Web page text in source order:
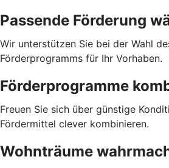
Passende Förderung
Wir unterstützen Sie bei der Wahl
Förderprogramms für Ihr Vorhaben.
Förderprogramme
Freuen Sie sich über günstige
Fördermittel clever kombinieren.
Wohnträume